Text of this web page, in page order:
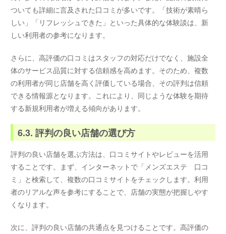
ついても詳細に言及された口コミが多いです。「技術が素晴ら
しい」「リフレッシュできた」といった具体的な体験談は、新
しい利用者の参考になります。
さらに、高評価の口コミはスタッフの対応だけでなく、施設全
体のサービス品質に対する信頼感を高めます。そのため、複数
の利用者が同じ店舗を高く評価している場合、その評判は信頼
できる情報源となります。これにより、同じような体験を期待
する新規利用者が増える傾向があります。
6.3. 評判の良い店舗の選び方
評判の良い店舗を選ぶ方法は、口コミサイトやレビューを活用
することです。まず、インターネットで「メンズエステ 口コ
ミ」と検索して、複数の口コミサイトをチェックします。利用
者のリアルな声を参考にすることで、店舗の実態が把握しやす
くなります。
次に、評判の良い店舗の共通点を見つけることです。高評価の